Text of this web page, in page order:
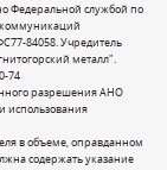
Федеральной службой по
коммуникаций
84058. Учредитель
металл".
74
разрешения АНО
использования
в объеме, оправданном
содержать указание